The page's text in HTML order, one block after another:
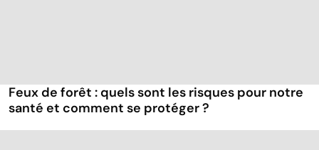
Feux de forêt : quels sont les risques pour notre
santé et comment se protéger ?